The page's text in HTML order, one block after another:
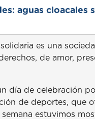
aguas cloacales
es una
de amor,
día de celebración
de deportes, que
estuvimos